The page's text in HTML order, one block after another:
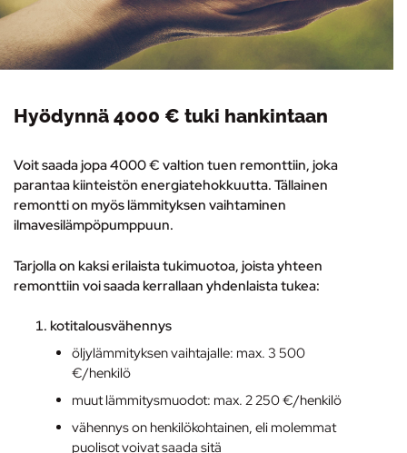
Hyödynnä 4000 € tuki hankintaan
Voit saada jopa 4000 € valtion tuen remonttiin, joka
parantaa kiinteistön energiatehokkuutta. Tällainen
remontti on myös lämmityksen vaihtaminen
ilmavesilämpöpumppuun.
Tarjolla on kaksi erilaista tukimuotoa, joista yhteen
remonttiin voi saada kerrallaan yhdenlaista tukea:
kotitalousvähennys
öljylämmityksen vaihtajalle: max. 3 500
€/henkilö
muut lämmitysmuodot: max. 2 250 €/henkilö
vähennys on henkilökohtainen, eli molemmat
puolisot voivat saada sitä